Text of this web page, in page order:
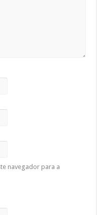
navegador para a